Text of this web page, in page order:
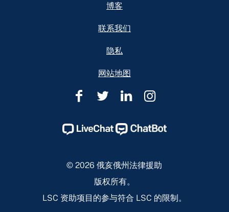
博客
联系我们
隐私
网站地图
俄
俄
法
援
俄
俄
法
律
援
俄
俄
法
律
援
俄
俄
法
援
© 2026 俄亥俄州法律援助
版权所有。
LSC 资助项目的参与符合 LSC 的限制。